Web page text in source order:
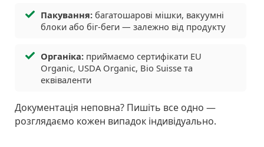
Пакування: багатошарові мішки, вакуумні
блоки або біг-беги — залежно від продукту
Органіка: приймаємо сертифікати EU
Organic, USDA Organic, Bio Suisse та
еквіваленти
Документація неповна? Пишіть все одно —
розглядаємо кожен випадок індивідуально.